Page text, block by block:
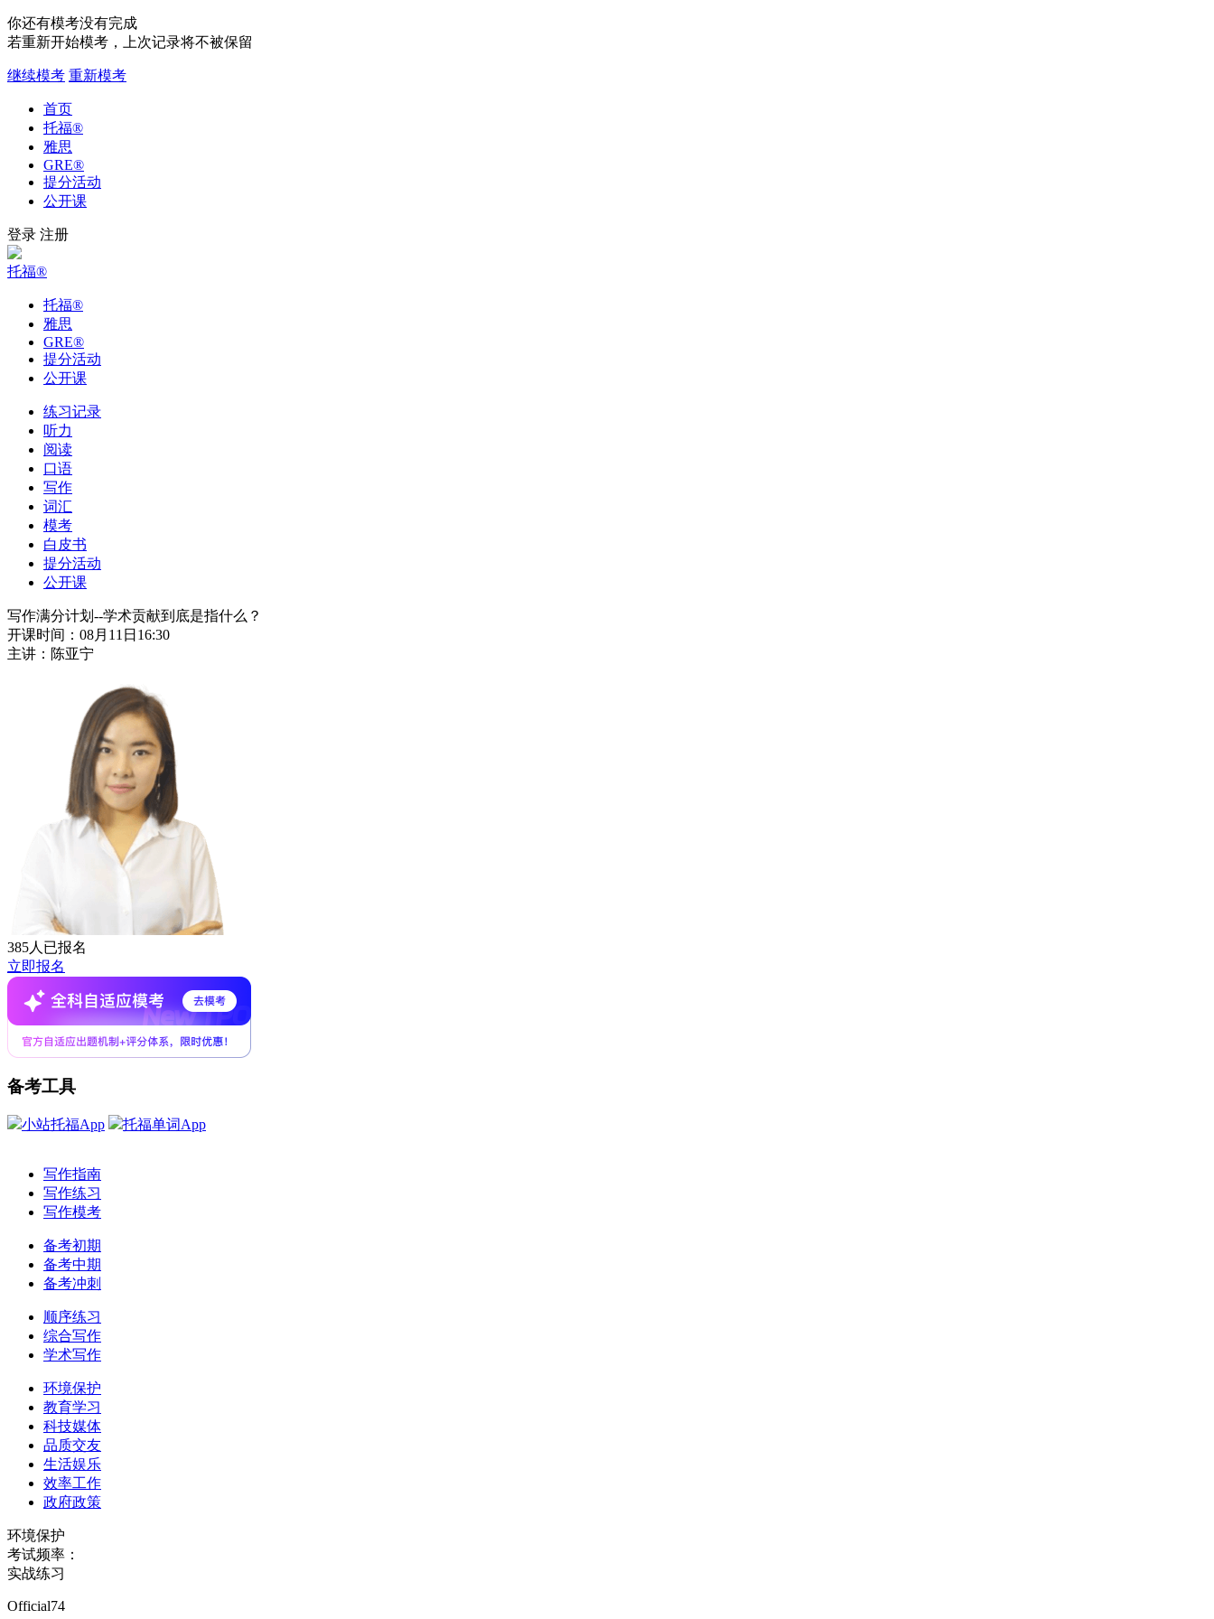
你还有模考没有完成
若重新开始模考，上次记录将不被保留
继续模考 重新模考
首页
托福®
雅思
GRE®
提分活动
公开课
登录 注册
托福®
托福®
雅思
GRE®
提分活动
公开课
练习记录
听力
阅读
口语
写作
词汇
模考
白皮书
提分活动
公开课
写作满分计划--学术贡献到底是指什么？
开课时间：08月11日16:30
主讲：陈亚宁
385人已报名
立即报名
备考工具
小站托福App 托福单词App
写作指南
写作练习
写作模考
备考初期
备考中期
备考冲刺
顺序练习
综合写作
学术写作
环境保护
教育学习
科技媒体
品质交友
生活娱乐
效率工作
政府政策
环境保护
考试频率：
实战练习
Official74